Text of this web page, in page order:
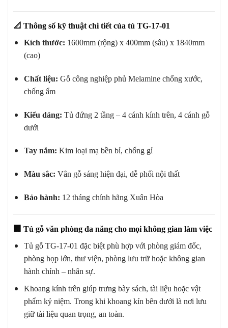
📐 Thông số kỹ thuật chi tiết của tủ TG-17-01
Kích thước: 1600mm (rộng) x 400mm (sâu) x 1840mm
(cao)
Chất liệu: Gỗ công nghiệp phủ Melamine chống xước,
chống ẩm
Kiểu dáng: Tủ đứng 2 tầng – 4 cánh kính trên, 4 cánh gỗ
dưới
Tay nắm: Kim loại mạ bền bỉ, chống gỉ
Màu sắc: Vân gỗ sáng hiện đại, dễ phối nội thất
Bảo hành: 12 tháng chính hãng Xuân Hòa
🏢 Tủ gỗ văn phòng đa năng cho mọi không gian làm việc
Tủ gỗ TG-17-01 đặc biệt phù hợp với phòng giám đốc,
phòng họp lớn, thư viện, phòng lưu trữ hoặc không gian
hành chính – nhân sự.
Khoang kính trên giúp trưng bày sách, tài liệu hoặc vật
phẩm kỷ niệm. Trong khi khoang kín bên dưới là nơi lưu
giữ tài liệu quan trọng, an toàn.